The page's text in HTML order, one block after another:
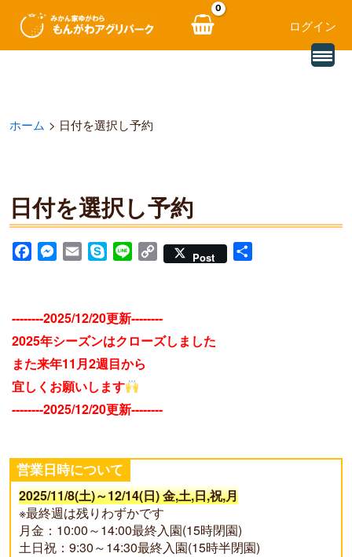
ログイン
ホーム 日付を選択し予約
日付を選択し予約
b
o
o
M
e
n
g
e
r
l
e
C
L
i
Post
--------2025/12/20更新--------
2025年シーズンはクローズしました
また来年11月2週目から
宜しくお願いします
--------2025/12/20更新--------
営業日時について
2025/11/8(土)～12/14(日) 金,土,日,祝,月
※最終週は残りわずかです
月金：10:00～14:00最終入園(15時閉園)
土日祝：9:30～14:30最終入園(15時半閉園)